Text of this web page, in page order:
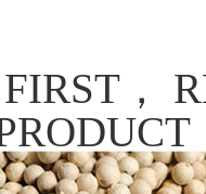
，